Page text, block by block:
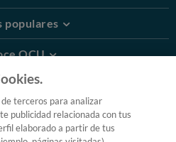
populares
OCU
OCU
de contratación de OCU
terceros para analizar
publicidad relacionada con tus
elaborado a partir de tus